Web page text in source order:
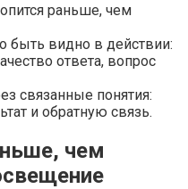
раньше, чем
быть видно в действии:
ответа, вопрос
связанные понятия:
и обратную связь.
чем